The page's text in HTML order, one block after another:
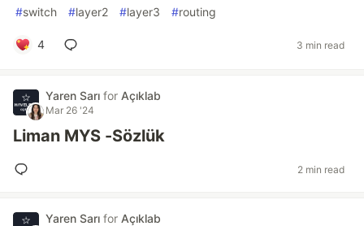
#switch #layer2 #layer3 #routing
4 3 min read
Yaren Sarı for Açıklab
Mar 26 '24
Liman MYS -Sözlük
2 min read
Yaren Sarı for Açıklab